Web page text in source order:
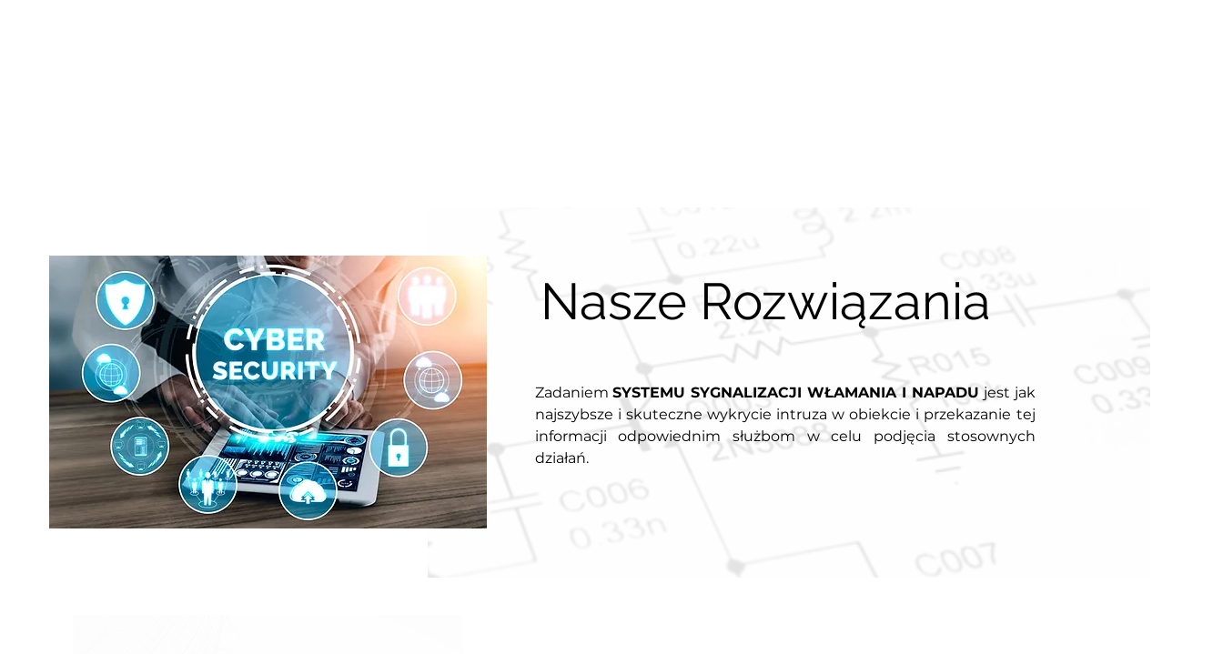
Nasze Rozwiązania
ZadaniemSYSTEMU SYGNALIZACJI WŁAMANIA I NAPADU jest jak
najszybsze i skuteczne wykrycie intruza w obiekcie i przekazanie tej
informacji odpowiednim służbom w celu podjęcia stosownych
działań.